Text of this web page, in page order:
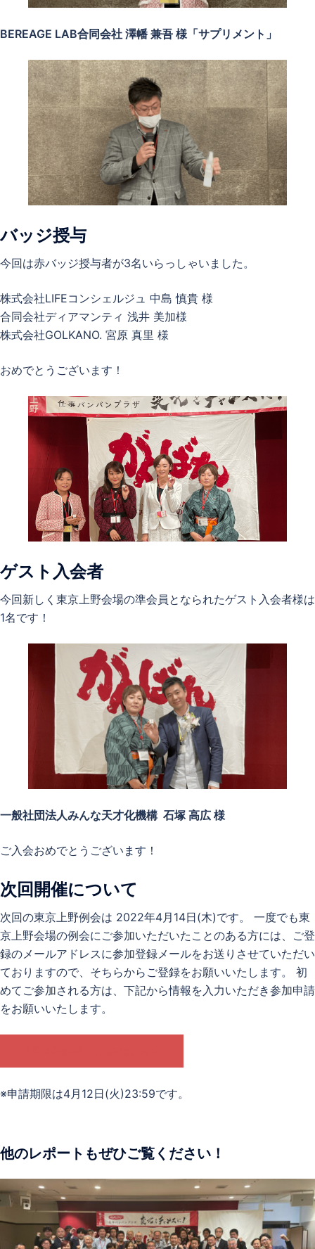
BEREAGE LAB合同会社 澤幡 兼吾 様「サプリメント」
バッジ授与
今回は赤バッジ授与者が3名いらっしゃいました。
株式会社LIFEコンシェルジュ 中島 慎貴 様
合同会社ディアマンティ 浅井 美加様
株式会社GOLKANO. 宮原 真里 様
おめでとうございます！
ゲスト入会者
今回新しく東京上野会場の準会員となられたゲスト入会者様は
1名です！
一般社団法人みんな天才化機構 石塚 高広 様
ご入会おめでとうございます！
次回開催について
次回の東京上野例会は 2022年4月14日(木)です。 一度でも東
京上野会場の例会にご参加いただいたことのある方には、ご登
録のメールアドレスに参加登録メールをお送りさせていただい
ておりますので、そちらからご登録をお願いいたします。 初
めてご参加される方は、下記から情報を入力いただき参加申請
をお願いいたします。
※申請期限は4月12日(火)23:59です。
他のレポートもぜひご覧ください！